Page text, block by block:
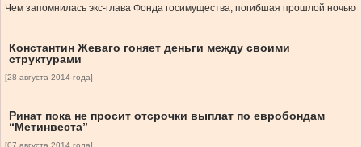
Чем запомнилась экс-глава Фонда госимущества, погибшая прошлой ночью
Константин Жеваго гоняет деньги между своими
структурами
[28 августа 2014 года]
Ринат пока не просит отсрочки выплат по евробондам
“Метинвеста”